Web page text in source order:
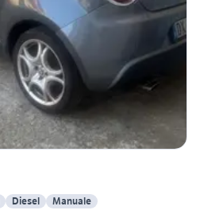
Diesel Manuale